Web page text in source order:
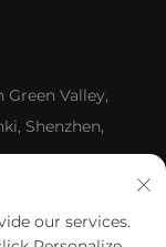
Green Valley,
Shenzhen,
our services.